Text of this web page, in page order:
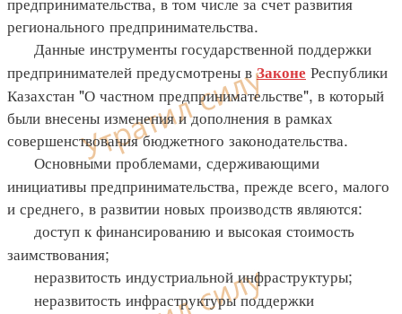
регионального предпринимательства.
Данные инструменты государственной поддержки
предпринимателей предусмотрены вЗаконе Республики
Казахстан "О частном предпринимательстве", в который
были внесены изменения и дополнения в рамках
совершенствования бюджетного законодательства.
Основными проблемами, сдерживающими
инициативы предпринимательства, прежде всего, малого
и среднего, в развитии новых производств являются:
доступ к финансированию и высокая стоимость
заимствования;
неразвитость индустриальной инфраструктуры;
неразвитость инфраструктуры поддержки